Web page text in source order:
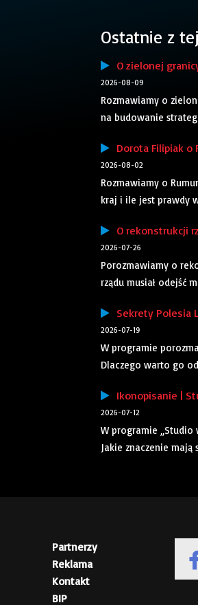
Ostatnie z
O zielonej
2026-08-09
Rozmawiamy o
na budowanie
Dorota Filipiak o
2026-08-02
Rozmawiamy o
kraj i ile jest prawdy
O rekonstrukcji
2026-07-26
Porozmawiamy o
rządu musiał odejść
Sekrety Polesia
2026-07-19
W programie
Dlaczego warto go
Ikonopisanie |
2026-07-12
W programie
Jakie znaczenie
Partnerzy
Reklama
Kontakt
BIP